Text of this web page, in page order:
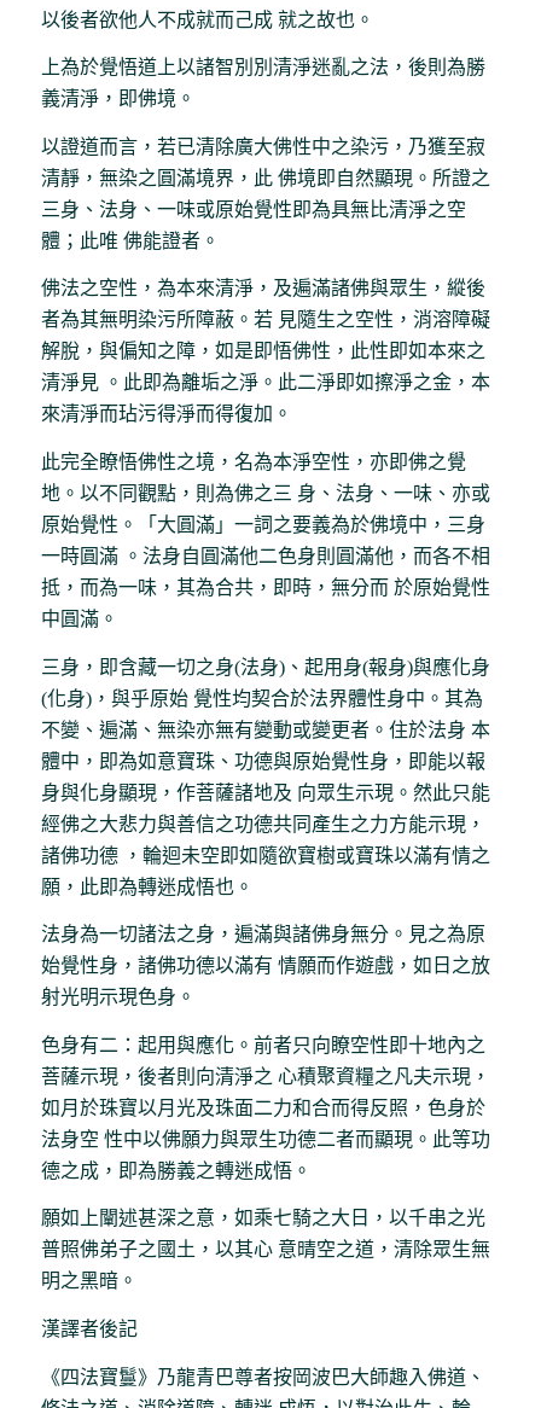
以後者欲他人不成就而己成 就之故也。
上為於覺悟道上以諸智別別清淨迷亂之法，後則為勝
義清淨，即佛境。
以證道而言，若已清除廣大佛性中之染污，乃獲至寂
清靜，無染之圓滿境界，此 佛境即自然顯現。所證之
三身、法身、一味或原始覺性即為具無比清淨之空
體；此唯 佛能證者。
佛法之空性，為本來清淨，及遍滿諸佛與眾生，縱後
者為其無明染污所障蔽。若 見隨生之空性，消溶障礙
解脫，與偏知之障，如是即悟佛性，此性即如本來之
清淨見 。此即為離垢之淨。此二淨即如擦淨之金，本
來清淨而玷污得淨而得復加。
此完全瞭悟佛性之境，名為本淨空性，亦即佛之覺
地。以不同觀點，則為佛之三 身、法身、一味、亦或
原始覺性。「大圓滿」一詞之要義為於佛境中，三身
一時圓滿 。法身自圓滿他二色身則圓滿他，而各不相
抵，而為一味，其為合共，即時，無分而 於原始覺性
中圓滿。
三身，即含藏一切之身(法身)、起用身(報身)與應化身
(化身)，與乎原始 覺性均契合於法界體性身中。其為
不變、遍滿、無染亦無有變動或變更者。住於法身 本
體中，即為如意寶珠、功德與原始覺性身，即能以報
身與化身顯現，作菩薩諸地及 向眾生示現。然此只能
經佛之大悲力與善信之功德共同產生之力方能示現，
諸佛功德 ，輪迴未空即如隨欲寶樹或寶珠以滿有情之
願，此即為轉迷成悟也。
法身為一切諸法之身，遍滿與諸佛身無分。見之為原
始覺性身，諸佛功德以滿有 情願而作遊戲，如日之放
射光明示現色身。
色身有二：起用與應化。前者只向瞭空性即十地內之
菩薩示現，後者則向清淨之 心積聚資糧之凡夫示現，
如月於珠寶以月光及珠面二力和合而得反照，色身於
法身空 性中以佛願力與眾生功德二者而顯現。此等功
德之成，即為勝義之轉迷成悟。
願如上闡述甚深之意，如乘七騎之大日，以千串之光
普照佛弟子之國土，以其心 意晴空之道，清除眾生無
明之黑暗。
漢譯者後記
《四法寶鬘》乃龍青巴尊者按岡波巴大師趣入佛道、